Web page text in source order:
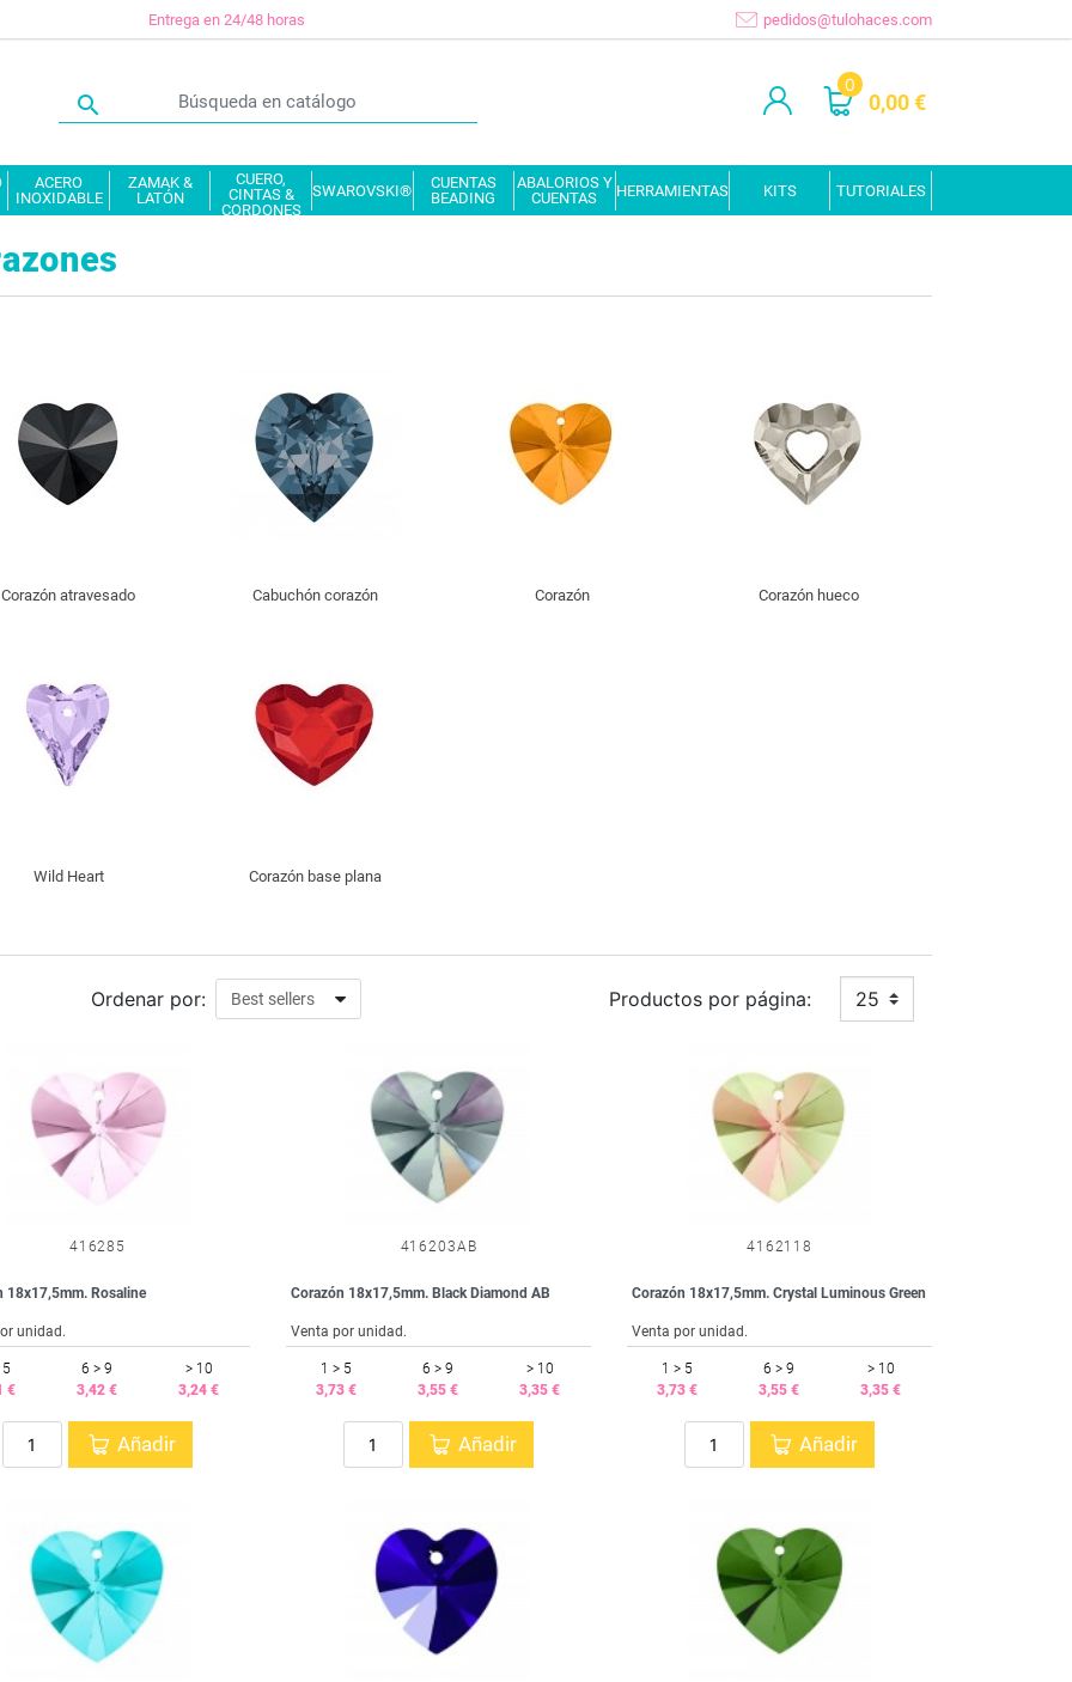
Entrega en 24/48 horas pedidos@tulohaces.com

0
0,00 €
ACERO
INOXIDABLE
ZAMAK &
LATÓN
CUERO,
CINTAS &
CORDONES
SWAROVSKI®
CUENTAS
BEADING
ABALORIOS Y
CUENTAS
HERRAMIENTAS KITS TUTORIALES
Corazón atravesado Cabuchón corazón Corazón Corazón hueco
Wild Heart Corazón base plana
Productos por página: 25
Ordenar por:
416285
18x17,5mm. Rosaline
unidad.
5
€
6 > 9
3,42 €
> 10
3,24 €
Añadir
416203AB
Corazón 18x17,5mm. Black Diamond AB
Venta por unidad.
1 > 5
3,73 €
6 > 9
3,55 €
> 10
3,35 €
Añadir
4162118
Corazón 18x17,5mm. Crystal Luminous Green
Venta por unidad.
1 > 5
3,73 €
6 > 9
3,55 €
> 10
3,35 €
Añadir